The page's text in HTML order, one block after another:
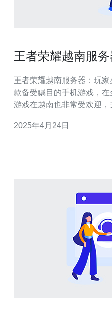
王者荣耀越南服
王者荣耀越南服务器：玩家必知的
款备受瞩目的手机游戏，
游戏在越南也非常受欢迎
资讯，帮助玩家更好地了解该
2025年4月24日